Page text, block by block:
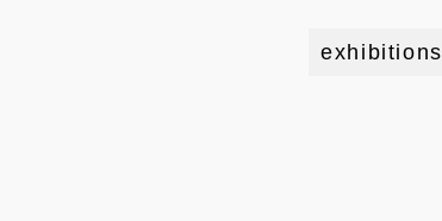
exhibitions